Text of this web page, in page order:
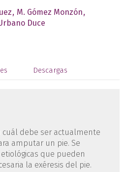
M. Gómez Monzón
Duce
Descargas
cuál debe ser actualmente
amputar un pie. Se
que pueden
la exéresis del pie.